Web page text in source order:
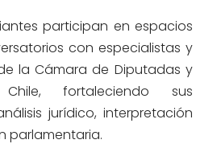
participan en espacios
con especialistas y
la Cámara de Diputadas y
fortaleciendo sus
jurídico, interpretación
parlamentaria.